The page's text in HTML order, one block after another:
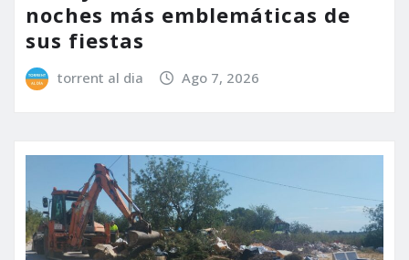
noches más emblemáticas de
sus fiestas
torrent al dia Ago 7, 2026